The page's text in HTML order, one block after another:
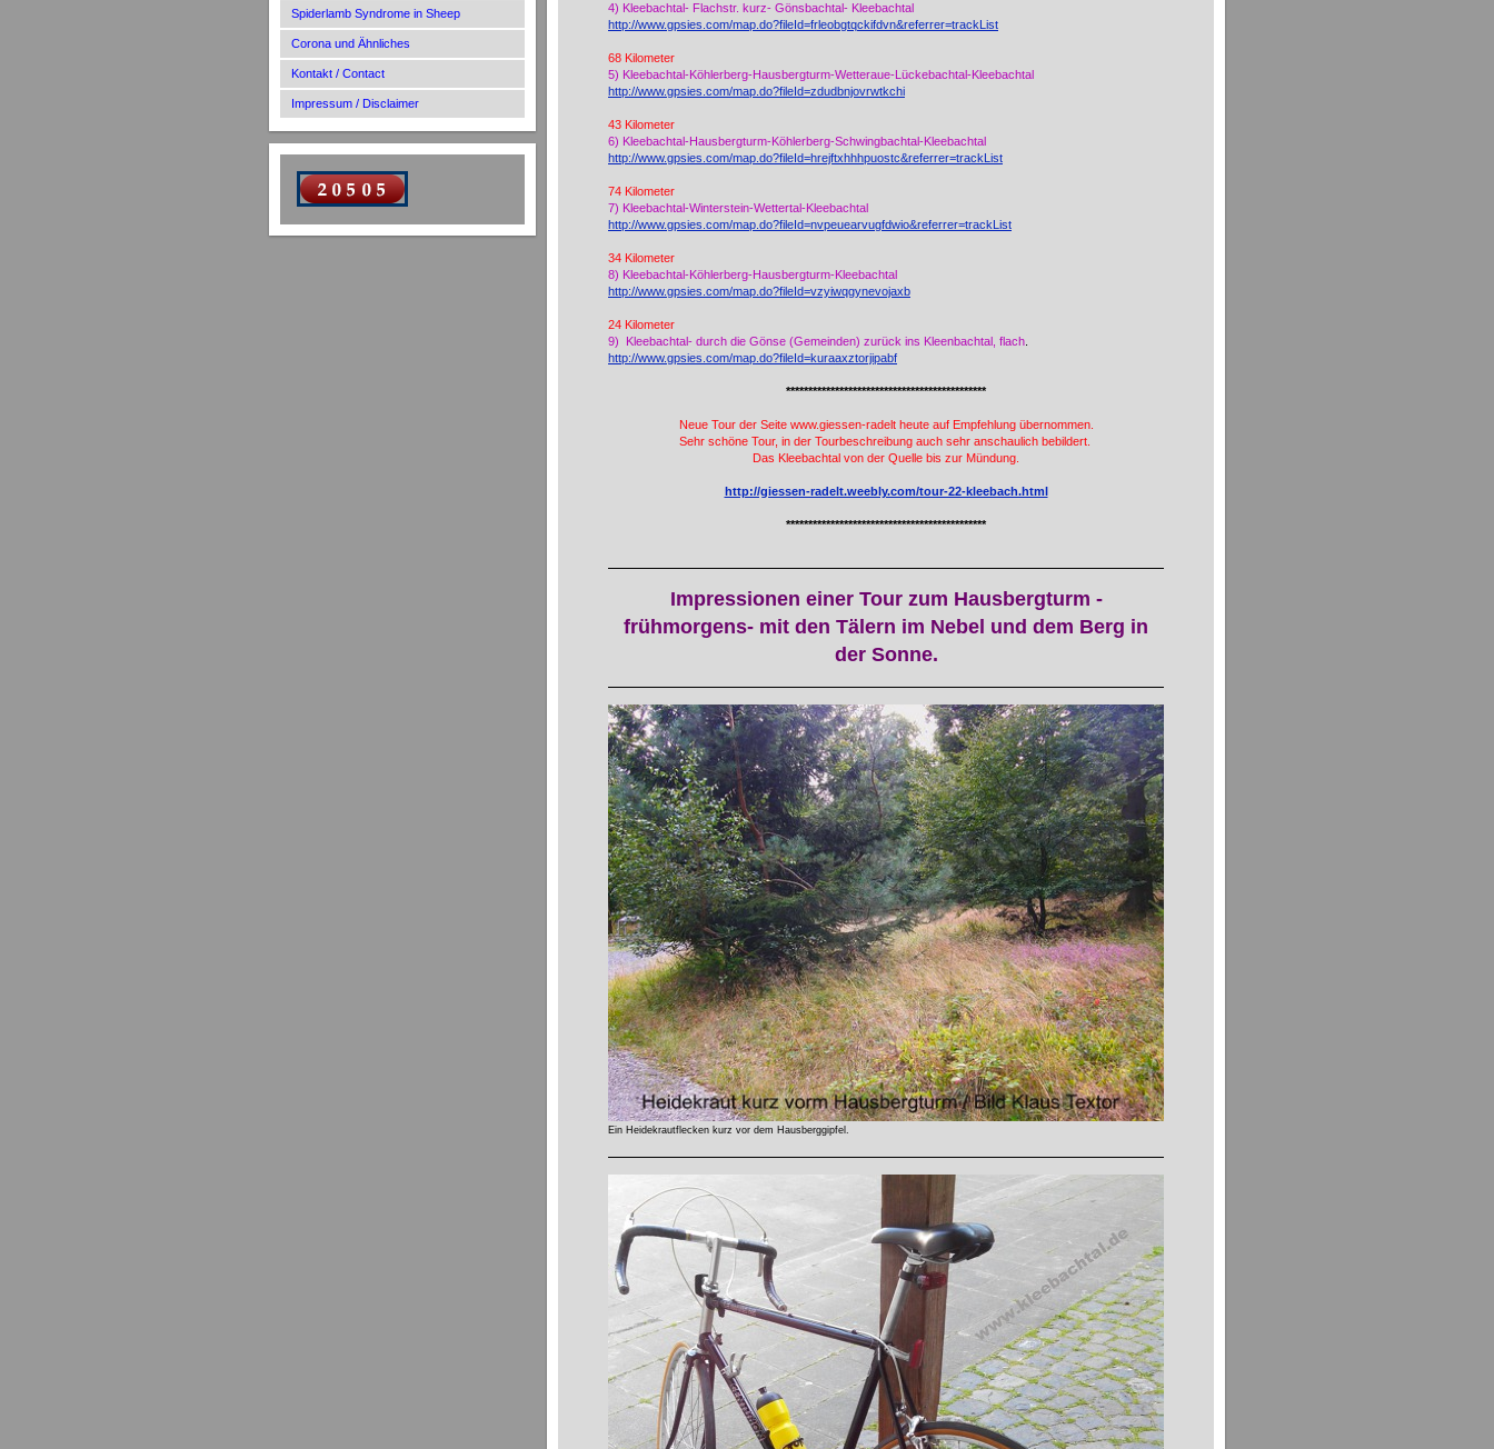
Spiderlamb Syndrome in Sheep
Corona und Ähnliches
Kontakt / Contact
Impressum / Disclaimer
4) Kleebachtal- Flachstr. kurz- Gönsbachtal- Kleebachtal
http://www.gpsies.com/map.do?fileId=frleobgtqckifdvn&referrer=trackList
68 Kilometer
5) Kleebachtal-Köhlerberg-Hausbergturm-Wetteraue-Lückebachtal-Kleebachtal
http://www.gpsies.com/map.do?fileId=zdudbnjovrwtkchi
43 Kilometer
6) Kleebachtal-Hausbergturm-Köhlerberg-Schwingbachtal-Kleebachtal
http://www.gpsies.com/map.do?fileId=hrejftxhhhpuostc&referrer=trackList
74 Kilometer
7) Kleebachtal-Winterstein-Wettertal-Kleebachtal
http://www.gpsies.com/map.do?fileId=nvpeuearvugfdwio&referrer=trackList
34 Kilometer
8) Kleebachtal-Köhlerberg-Hausbergturm-Kleebachtal
http://www.gpsies.com/map.do?fileId=vzyiwqgynevojaxb
24 Kilometer
9) Kleebachtal- durch die Gönse (Gemeinden) zurück ins Kleenbachtal, flach
http://www.gpsies.com/map.do?fileId=kuraaxztorjipabf
*********************************************
Neue Tour der Seite www.giessen-radelt heute auf Empfehlung übernommen.
Sehr schöne Tour, in der Tourbeschreibung auch sehr anschaulich bebildert.
Das Kleebachtal von der Quelle bis zur Mündung.
http://giessen-radelt.weebly.com/tour-22-kleebach.html
*********************************************
Impressionen einer Tour zum Hausbergturm -
frühmorgens- mit den Tälern im Nebel und dem Berg in
der Sonne.
Ein Heidekrautflecken kurz vor dem Hausberggipfel.